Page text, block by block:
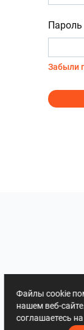
Пароль
Забыли
Файлы cookie
нашем веб-
соглашаетесь